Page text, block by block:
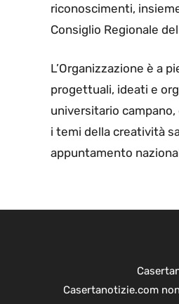
riconoscimenti,
Consiglio Regionale
L’Organizzazione è a
progettuali, ideati e
universitario
i temi della creatività
appuntamento
Casertanotizie.com